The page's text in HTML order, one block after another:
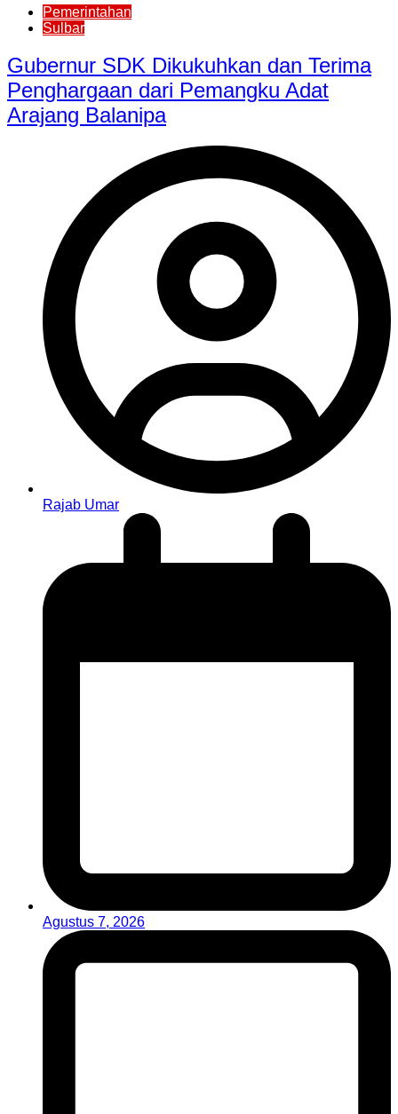
Pemerintahan
Sulbar
Gubernur SDK Dikukuhkan dan Terima
Penghargaan dari Pemangku Adat
Arajang Balanipa
Rajab Umar
Agustus 7, 2026